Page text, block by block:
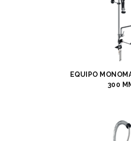
EQUIPO
300